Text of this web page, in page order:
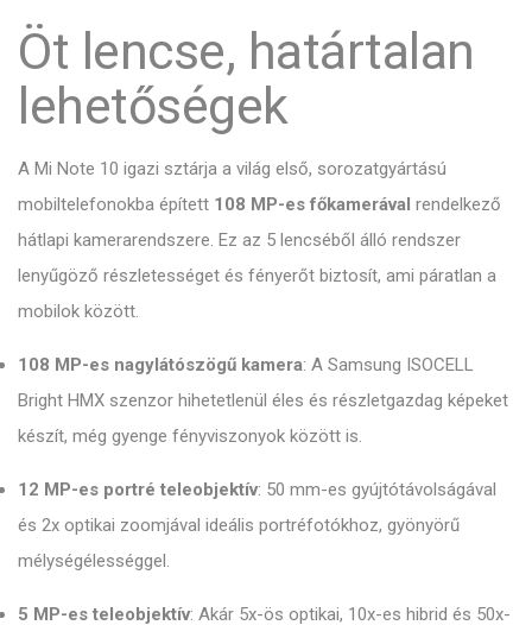
Öt lencse, határtalan
lehetőségek
A Mi Note 10 igazi sztárja a világ első, sorozatgyártású
mobiltelefonokba épített 108 MP-es főkamerával rendelkező
hátlapi kamerarendszere. Ez az 5 lencséből álló rendszer
lenyűgöző részletességet és fényerőt biztosít, ami páratlan a
mobilok között.
108 MP-es nagylátószögű kamera: A Samsung ISOCELL
Bright HMX szenzor hihetetlenül éles és részletgazdag képeket
készít, még gyenge fényviszonyok között is.
12 MP-es portré teleobjektív: 50 mm-es gyújtótávolságával
és 2x optikai zoomjával ideális portréfotókhoz, gyönyörű
mélységélességgel.
5 MP-es teleobjektív: Akár 5x-ös optikai, 10x-es hibrid és 50x-